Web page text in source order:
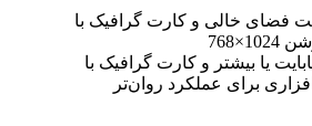
گیگابایت فضای خالی و کارت گرافیک با
۵۰ گیگابایت یا بیشتر و کارت گرافیک با
برای عملکرد روان‌تر